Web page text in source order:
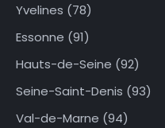
Yvelines (78)
Essonne (91)
Hauts-de-Seine (92)
Seine-Saint-Denis (93)
Val-de-Marne (94)